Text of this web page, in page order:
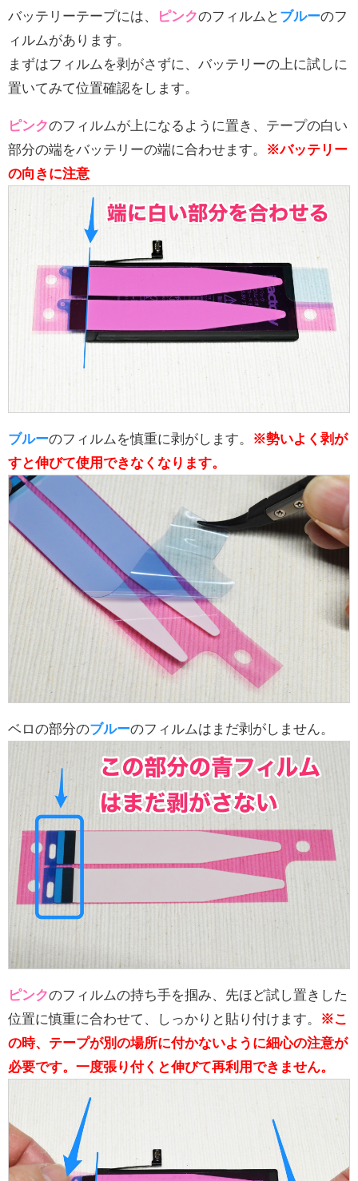
バッテリーテープには、 ピンクのフィルムと ブルーのフ
ィルムがあります。
まずはフィルムを剥がさずに、バッテリーの上に試しに
置いてみて位置確認をします。
ピンクのフィルムが上になるように置き、テープの白い
部分の端をバッテリーの端に合わせます。
※バッテリー
の向きに注意
ブルーのフィルムを慎重に剥がします。
※勢いよく剥が
すと伸びて使用できなくなります。
ベロの部分のブルーのフィルムはまだ剥がしません。
ピンクのフィルムの持ち手を掴み、先ほど試し置きした
位置に慎重に合わせて、しっかりと貼り付けます。
※こ
の時、テープが別の場所に付かないように細心の注意が
必要です。一度張り付くと伸びて再利用できません。